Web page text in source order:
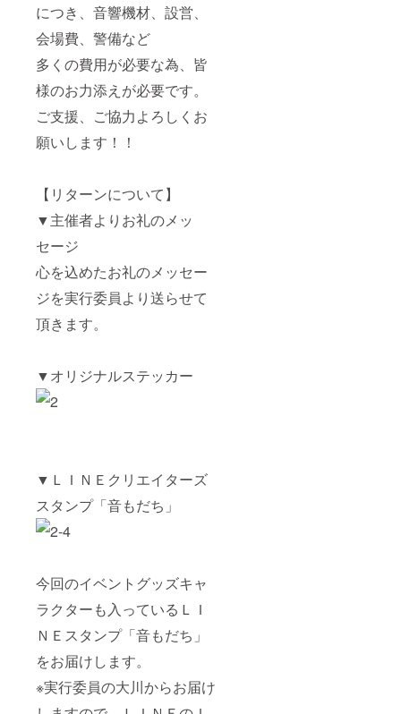
につき、音響機材、設営、
会場費、警備など
多くの費用が必要な為、皆
様のお力添えが必要です。
ご支援、ご協力よろしくお
願いします！！
【リターンについて】
▼主催者よりお礼のメッ
セージ
心を込めたお礼のメッセー
ジを実行委員より送らせて
頂きます。
▼オリジナルステッカー
▼ＬＩＮＥクリエイターズ
スタンプ「音もだち」
今回のイベントグッズキャ
ラクターも入っているＬＩ
ＮＥスタンプ「音もだち」
をお届けします。
※実行委員の大川からお届け